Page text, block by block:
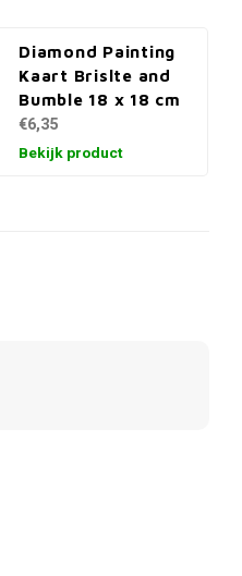
Diamond Painting
Kaart Brislte and
Bumble 18 x 18 cm
€6,35
Bekijk product